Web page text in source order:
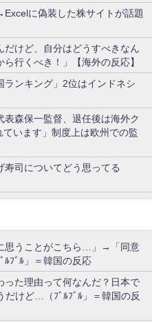
に偽装した株サイトが話題
けど、自分はどうすべきなん
行くべき！」【海外の反応】
ランキング」2位はインドネシ
森保一監督、退任後は海外ク
います」制度上は欧州での監
司についてどう思ってる
思うことがこちら…」→「同意
ﾌﾞﾙ」＝韓国の反応
った理由って何なんだ？日本で
だけど…（ﾌﾞﾙﾌﾞﾙ」＝韓国の反